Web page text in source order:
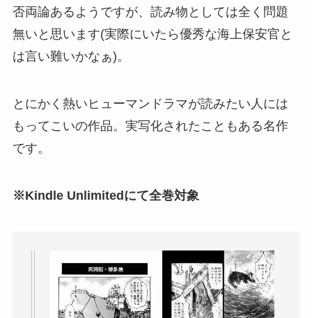
否両論あるようですが、読み物としては全く問題
無いと思います(実際にいたら優秀な海上保安官と
は言い難いかなぁ)。
とにかく熱いヒューマンドラマが読みたい人には
もってこいの作品。実写化されたこともある名作
です。
※Kindle Unlimitedにて全巻対象